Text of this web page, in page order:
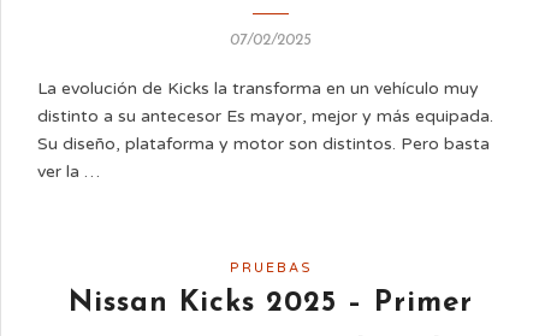
07/02/2025
La evolución de Kicks la transforma en un vehículo muy
distinto a su antecesor Es mayor, mejor y más equipada.
Su diseño, plataforma y motor son distintos. Pero basta
ver la …
PRUEBAS
Nissan Kicks 2025 – Primer